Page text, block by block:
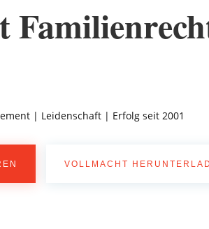
| Leidenschaft | Erfolg seit 2001
VOLLMACHT